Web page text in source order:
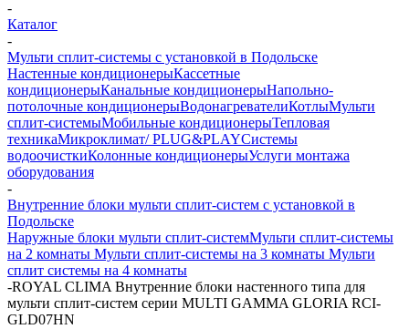
-
Каталог
-
Мульти сплит-системы с установкой в Подольске
Настенные кондиционерыКассетные
кондиционерыКанальные кондиционерыНапольно-
потолочные кондиционерыВодонагревателиКотлыМульти
сплит-системыМобильные кондиционерыТепловая
техникаМикроклимат/ PLUG&PLAYСистемы
водоочисткиКолонные кондиционерыУслуги монтажа
оборудования
-
Внутренние блоки мульти сплит-систем с установкой в
Подольске
Наружные блоки мульти сплит-системМульти сплит-системы
на 2 комнаты Мульти сплит-системы на 3 комнаты Мульти
сплит системы на 4 комнаты
-ROYAL CLIMA Внутренние блоки настенного типа для
мульти сплит-систем серии MULTI GAMMA GLORIA RCI-
GLD07HN